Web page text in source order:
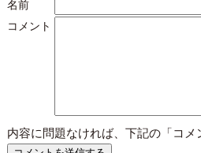
名前
コメント
内容に問題なければ、下記の「コ